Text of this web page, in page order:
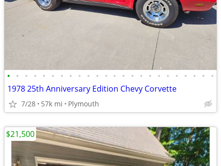
• • • • • • • • • • • • • • • • • • • • • • • •
1978 25th Anniversary Edition Chevy Corvette
7/28 57k mi Plymouth
$21,500